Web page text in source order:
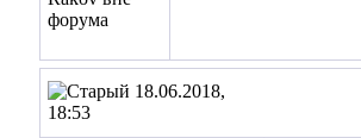
18.06.2018,
18:53